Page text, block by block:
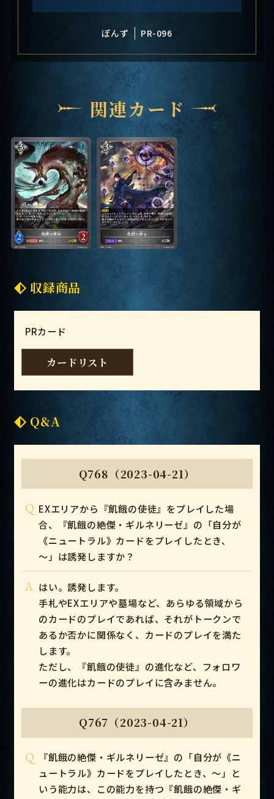
ぽんず PR-096
関連カード
収録商品
PRカード
カードリスト
Q&A
Q768（2023-04-21）
Q EXエリアから『飢餓の使徒』をプレイした場
合、『飢餓の絶傑・ギルネリーゼ』の「自分が
《ニュートラル》カードをプレイしたとき、
～」は誘発しますか？
A はい。誘発します。
手札やEXエリアや墓場など、あらゆる領域から
のカードのプレイであれば、それがトークンで
あるか否かに関係なく、カードのプレイを満た
します。
ただし、『飢餓の使徒』の進化など、フォロワ
ーの進化はカードのプレイに含みません。
Q767（2023-04-21）
Q
『飢餓の絶傑・ギルネリーゼ』の「自分が《ニ
ュートラル》カードをプレイしたとき、～」と
いう能力は、この能力を持つ『飢餓の絶傑・ギ